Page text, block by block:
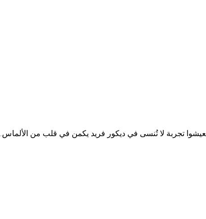
تجربة لا تُنسى في ديكور فريد يكمن في قلب من الألماس.